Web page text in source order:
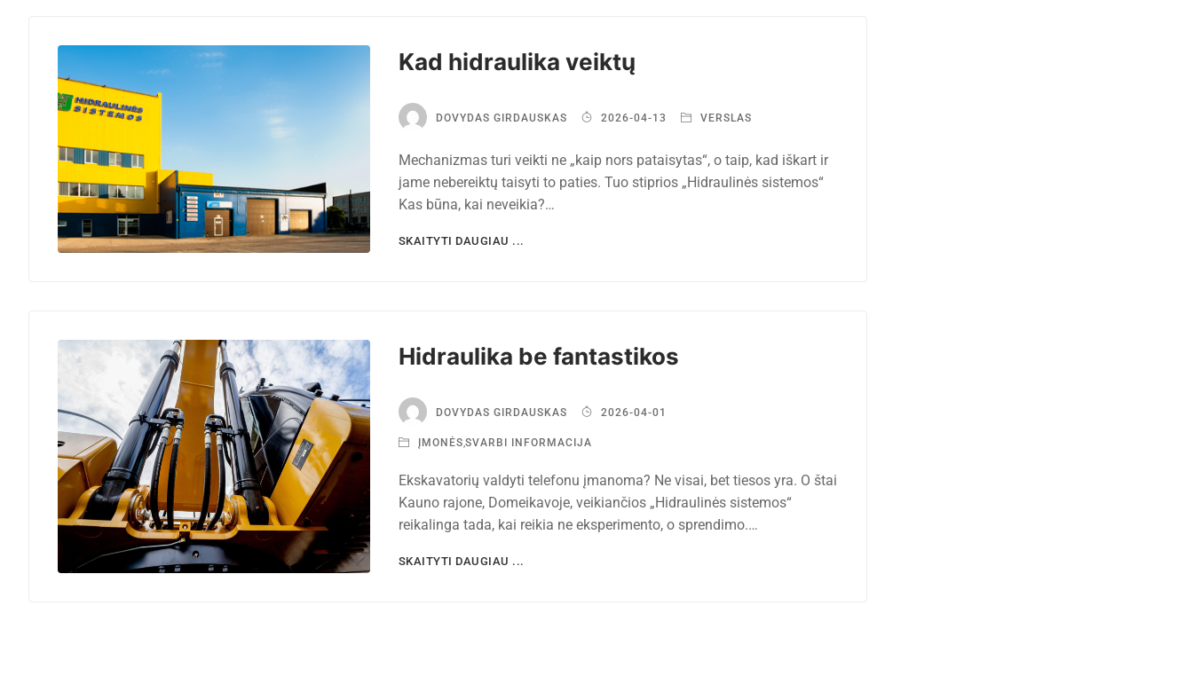
Kad hidraulika veiktų
DOVYDAS GIRDAUSKAS 2026-04-13 VERSLAS
Mechanizmas turi veikti ne „kaip nors pataisytas“, o taip, kad iškart ir
jame nebereiktų taisyti to paties. Tuo stiprios „Hidraulinės sistemos“
Kas būna, kai neveikia?…
SKAITYTI DAUGIAU ...
Hidraulika be fantastikos
DOVYDAS GIRDAUSKAS 2026-04-01
ĮMONĖS,SVARBI INFORMACIJA
Ekskavatorių valdyti telefonu įmanoma? Ne visai, bet tiesos yra. O štai
Kauno rajone, Domeikavoje, veikiančios „Hidraulinės sistemos“
reikalinga tada, kai reikia ne eksperimento, o sprendimo.…
SKAITYTI DAUGIAU ...